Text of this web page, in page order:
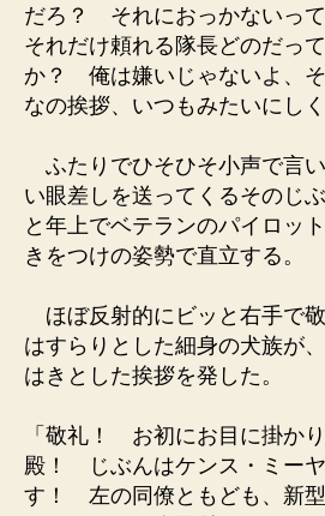
だろ？ それにおっかないっ
それだけ頼れる隊長どのだっ
か？ 俺は嫌いじゃないよ、
なの挨拶、いつもみたいにし
ふたりでひそひそ小声で言
い眼差しを送ってくるそのじ
と年上でベテランのパイロッ
きをつけの姿勢で直立する。
ほぼ反射的にビッと右手で
はすらりとした細身の犬族が
はきとした挨拶を発した。
「敬礼！ お初にお目に掛か
殿！ じぶんはケンス・ミー
す！ 左の同僚ともども、新